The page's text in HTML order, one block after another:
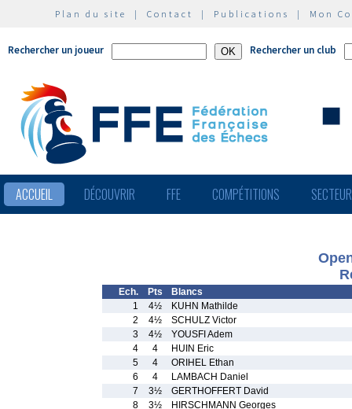
Plan du site | Contact | Publications | Mon
Rechercher un joueur Rechercher un club
ACCUEIL DÉCOUVRIR FFE COMPÉTITIONS
Ech. Pts
Blancs
1
4½
KUHN Mathilde
2
4½
SCHULZ Victor
3
4½
YOUSFI Adem
4
4
HUIN Eric
5
4
ORIHEL Ethan
6
4
LAMBACH Daniel
7
3½
GERTHOFFERT David
8
3½
HIRSCHMANN Georges